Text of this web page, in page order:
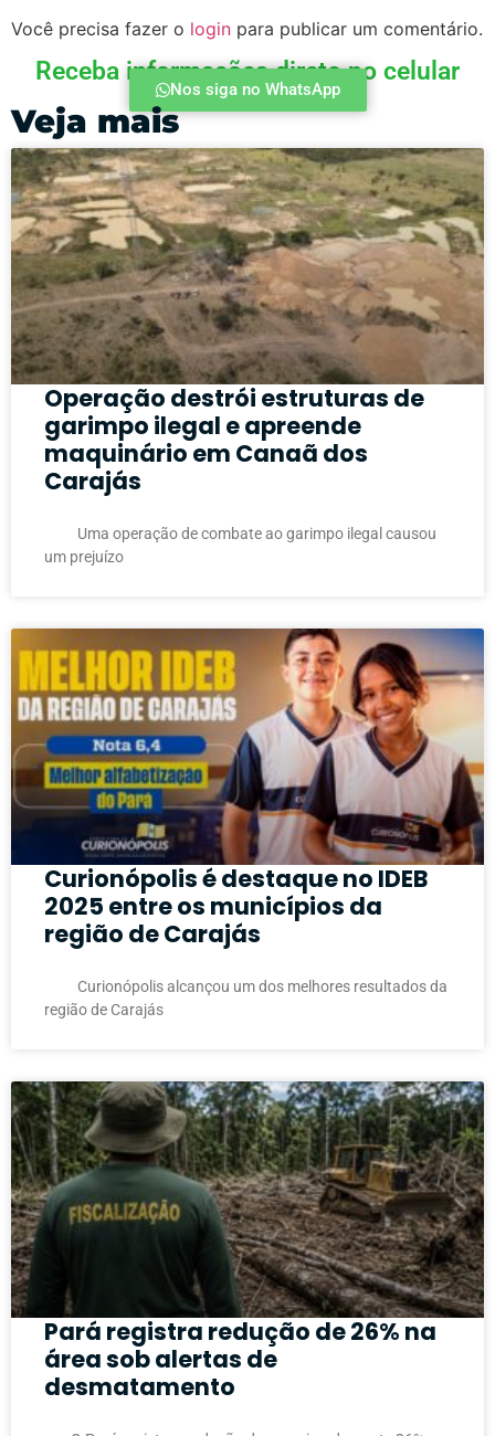
Você precisa fazer o login para publicar um comentário.
Receba informações direto no celular
Nos siga no WhatsApp
Veja mais
Operação destrói estruturas de
garimpo ilegal e apreende
maquinário em Canaã dos
Carajás
Uma operação de combate ao garimpo ilegal causou
um prejuízo
Curionópolis é destaque no IDEB
2025 entre os municípios da
região de Carajás
Curionópolis alcançou um dos melhores resultados da
região de Carajás
Pará registra redução de 26% na
área sob alertas de
desmatamento